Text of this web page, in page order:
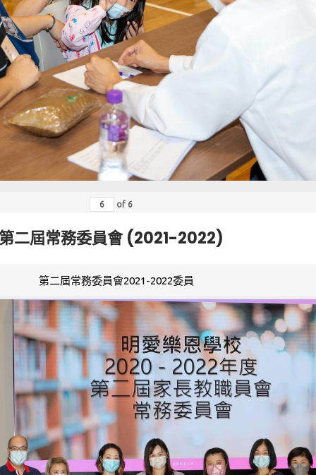
of 6
二屆常務委員會 (2021-2022)
第二屆常務委員會2021-2022委員